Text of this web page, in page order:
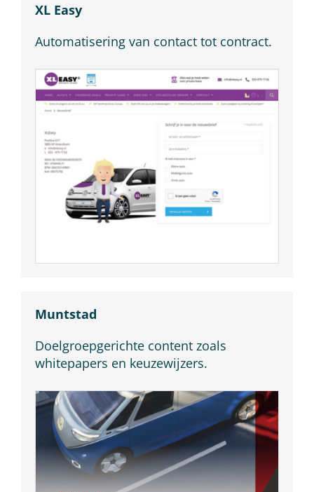
XL Easy
Automatisering van contact tot contract.
Muntstad
Doelgroepgerichte content zoals
whitepapers en keuzewijzers.